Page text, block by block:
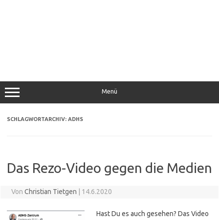
Menü
SCHLAGWORTARCHIV: ADHS
Das Rezo-Video gegen die Medien
Von Christian Tietgen | 14.6.2020
Hast Du es auch gesehen? Das Video